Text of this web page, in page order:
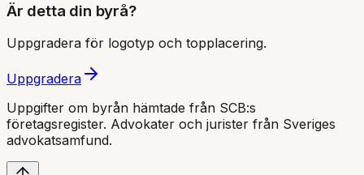
Är detta din byrå?
Uppgradera för logotyp och topplacering.
Uppgradera
Uppgifter om byrån hämtade från SCB:s
företagsregister. Advokater och jurister från Sveriges
advokatsamfund.